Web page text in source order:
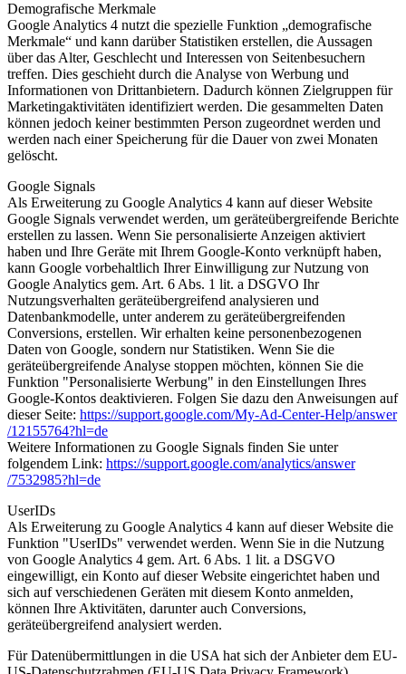
Demografische Merkmale
Google Analytics 4 nutzt die spezielle Funktion „demografische
Merkmale“ und kann darüber Statistiken erstellen, die Aussagen
über das Alter, Geschlecht und Interessen von Seitenbesuchern
treffen. Dies geschieht durch die Analyse von Werbung und
Informationen von Drittanbietern. Dadurch können Zielgruppen für
Marketingaktivitäten identifiziert werden. Die gesammelten Daten
können jedoch keiner bestimmten Person zugeordnet werden und
werden nach einer Speicherung für die Dauer von zwei Monaten
gelöscht.
Google Signals
Als Erweiterung zu Google Analytics 4 kann auf dieser Website
Google Signals verwendet werden, um geräteübergreifende Berichte
erstellen zu lassen. Wenn Sie personalisierte Anzeigen aktiviert
haben und Ihre Geräte mit Ihrem Google-Konto verknüpft haben,
kann Google vorbehaltlich Ihrer Einwilligung zur Nutzung von
Google Analytics gem. Art. 6 Abs. 1 lit. a DSGVO Ihr
Nutzungsverhalten geräteübergreifend analysieren und
Datenbankmodelle, unter anderem zu geräteübergreifenden
Conversions, erstellen. Wir erhalten keine personenbezogenen
Daten von Google, sondern nur Statistiken. Wenn Sie die
geräteübergreifende Analyse stoppen möchten, können Sie die
Funktion "Personalisierte Werbung" in den Einstellungen Ihres
Google-Kontos deaktivieren. Folgen Sie dazu den Anweisungen auf
dieser Seite: https://support.google.com/My-Ad-Center-Help/answer
/12155764?hl=de
Weitere Informationen zu Google Signals finden Sie unter
folgendem Link: https://support.google.com/analytics/answer
/7532985?hl=de
UserIDs
Als Erweiterung zu Google Analytics 4 kann auf dieser Website die
Funktion "UserIDs" verwendet werden. Wenn Sie in die Nutzung
von Google Analytics 4 gem. Art. 6 Abs. 1 lit. a DSGVO
eingewilligt, ein Konto auf dieser Website eingerichtet haben und
sich auf verschiedenen Geräten mit diesem Konto anmelden,
können Ihre Aktivitäten, darunter auch Conversions,
geräteübergreifend analysiert werden.
Für Datenübermittlungen in die USA hat sich der Anbieter dem EU-